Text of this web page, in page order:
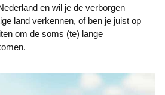
en wil je de verborgen
land verkennen, of ben je juist op
om de soms (te) lange